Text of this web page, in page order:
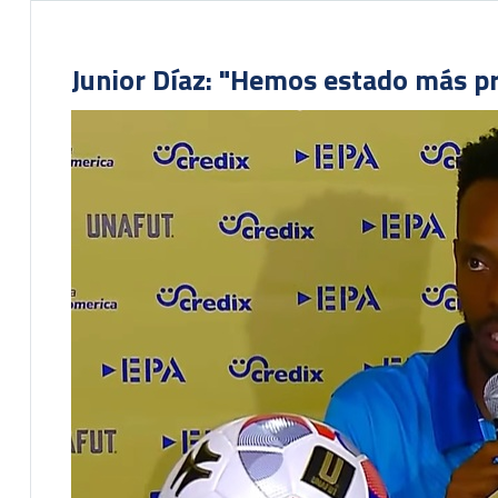
Junior Díaz: "Hemos estado más